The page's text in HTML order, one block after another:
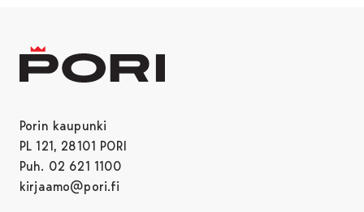
Porin kaupunki
PL 121, 28101 PORI
Puh. 02 621 1100
kirjaamo@pori.fi